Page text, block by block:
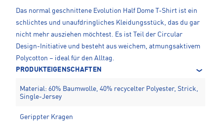
Das normal geschnittene Evolution Half Dome T-Shirt ist ein
schlichtes und unaufdringliches Kleidungsstück, das du gar
nicht mehr ausziehen möchtest. Es ist Teil der Circular
Design-Initiative und besteht aus weichem, atmungsaktivem
Polycotton – ideal für den Alltag.
PRODUKTEIGENSCHAFTEN
Material: 60% Baumwolle, 40% recycelter Polyester, Strick,
Single-Jersey
Gerippter Kragen